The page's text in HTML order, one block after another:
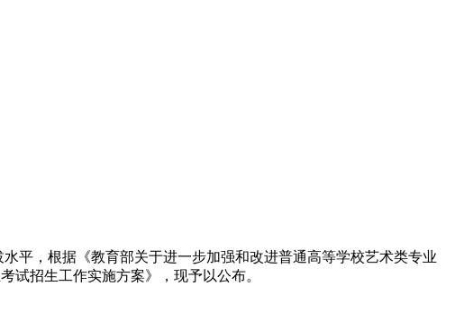
平，根据《教育部关于进一步加强和改进普通高等学校艺术类专业
试招生工作实施方案》，现予以公布。